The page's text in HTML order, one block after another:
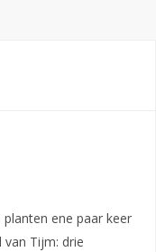
ene paar keer
Tijm: drie